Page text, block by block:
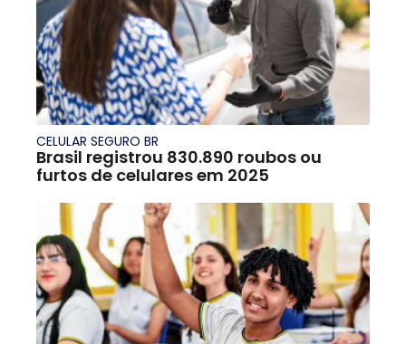
CELULAR SEGURO BR
Brasil registrou 830.890 roubos ou
furtos de celulares em 2025